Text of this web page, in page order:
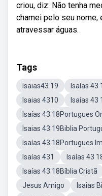
criou, diz: Não tenha
chamei pelo seu nome,
atravessar águas.
Tags
Isaias43 19 Isaías 43
Isaias 4310
Isaías 43
Isaías 43 18Portugues
Isaias 43 19Biblia
Isaías 43 18Portugues
Isaías 431
Isaías 43
Isaías 43 18Bíblia Cristã
Jesus Amigo
Isaias